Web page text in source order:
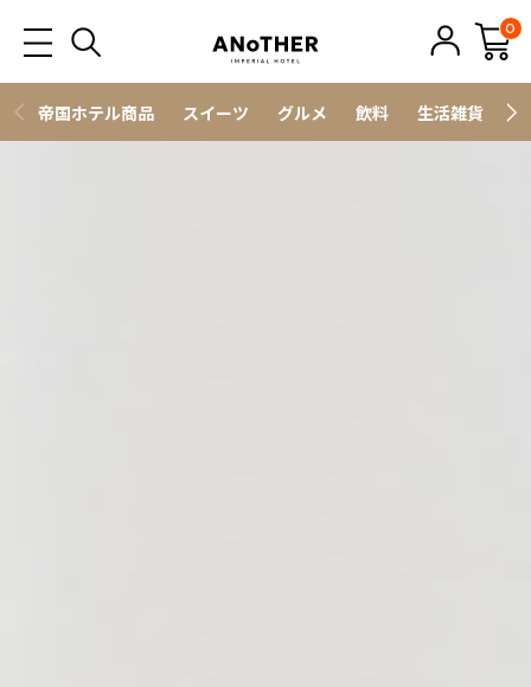
0
帝国ホテル商品 スイーツ グルメ 飲料 生活雑貨